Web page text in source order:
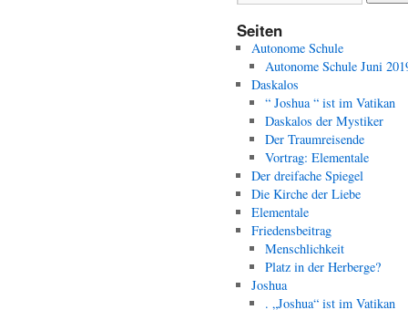
Seiten
Autonome Schule
Autonome Schule Juni
Daskalos
“ Joshua “ ist im Vatikan
Daskalos der Mystiker
Der Traumreisende
Vortrag: Elementale
Der dreifache Spiegel
Die Kirche der Liebe
Elementale
Friedensbeitrag
Menschlichkeit
Platz in der Herberge?
Joshua
. „Joshua“ ist im Vatikan